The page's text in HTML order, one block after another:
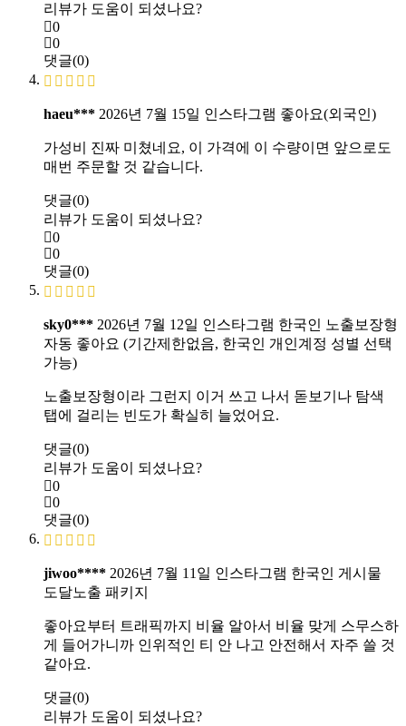
리뷰가 도움이 되셨나요?
0
0
댓글(0)
haeu*** 2026년 7월 15일 인스타그램 좋아요(외국인)
가성비 진짜 미쳤네요, 이 가격에 이 수량이면 앞으로도
매번 주문할 것 같습니다.
댓글(0)
리뷰가 도움이 되셨나요?
0
0
댓글(0)
sky0*** 2026년 7월 12일 인스타그램 한국인 노출보장형
자동 좋아요 (기간제한없음, 한국인 개인계정 성별 선택
가능)
노출보장형이라 그런지 이거 쓰고 나서 돋보기나 탐색
탭에 걸리는 빈도가 확실히 늘었어요.
댓글(0)
리뷰가 도움이 되셨나요?
0
0
댓글(0)
jiwoo**** 2026년 7월 11일 인스타그램 한국인 게시물
도달노출 패키지
좋아요부터 트래픽까지 비율 알아서 비율 맞게 스무스하
게 들어가니까 인위적인 티 안 나고 안전해서 자주 쓸 것
같아요.
댓글(0)
리뷰가 도움이 되셨나요?